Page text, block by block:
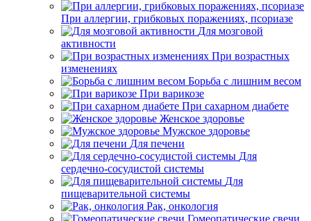
При аллергии, грибковых поражениях, псориазе
Для мозговой
активности
При возрастных
изменениях
Борьба с лишним весом
При варикозе
При сахарном диабете
Женское здоровье
Мужское здоровье
Для печени
Для
сердечно-сосудистой системы
Для
пищеварительной системы
Рак, онкология
Гомеопатические свечи